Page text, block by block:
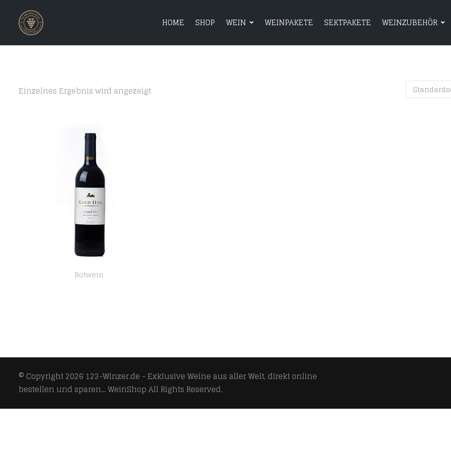
HOME SHOP WEIN WEINPAKETE SEKTPAKETE WEINZUBEHÖR
HOME SHOP WEIN WEINPAKETE
Einzelnes Ergebnis wird angezeigt
Rotwein
© Copyright 2026 123-Winzer.de - Exklusive Weine aus aller Welt, direkt online
bestellen und sparen... WeinShopAll Rights Reserved.